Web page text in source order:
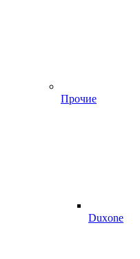
Прочие
Duxone